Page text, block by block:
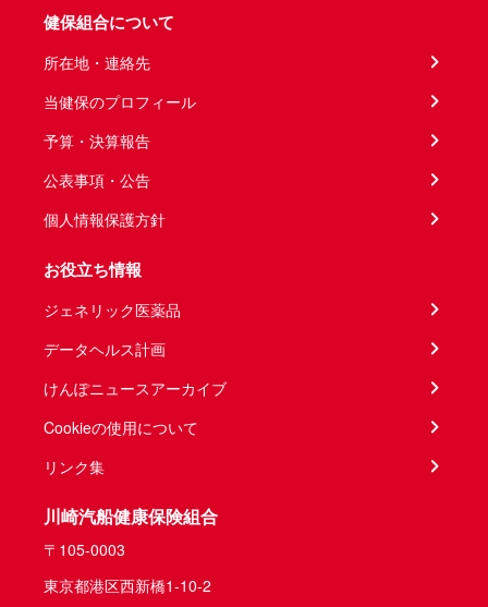
健保組合について
所在地・連絡先
当健保のプロフィール
予算・決算報告
公表事項・公告
個人情報保護方針
お役立ち情報
ジェネリック医薬品
データヘルス計画
けんぽニュースアーカイブ
Cookieの使用について
リンク集
川崎汽船健康保険組合
〒105-0003
東京都港区西新橋1-10-2